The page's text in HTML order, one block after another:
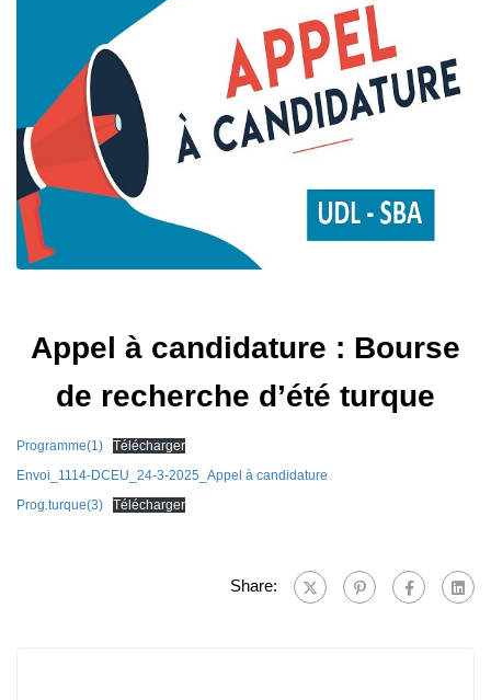
Appel à candidature : Bourse
de recherche d’été turque
Programme(1)
Télécharger
Envoi_1114-DCEU_24-3-2025_Appel à candidature
Prog.turque(3)
Télécharger
Share: